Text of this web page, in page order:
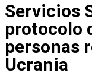
Servicios
protocolo
personas
Ucrania